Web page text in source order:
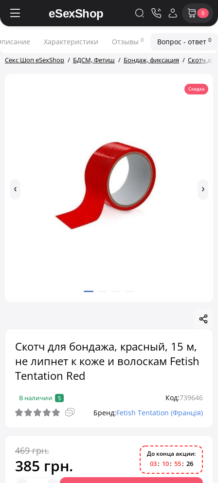
0
Секс Шоп eSexShop БДСМ, Фетиш Бондаж, фиксация Скотч
Характеристики Отзывы 0 Вопрос - ответ 0
Скидка
Скотч для бондажа, красный, 15 м,
не липнет к коже и волоскам Fetish
Tentation Red
В наличии 5 Код:739646
Бренд:Fetish Tentation (Франція)
469 грн.
385 грн.
До конца акции:
03 10 55 25